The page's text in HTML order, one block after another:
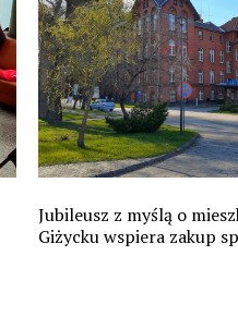
Jubileusz z myślą o
Giżycku wspiera zakup